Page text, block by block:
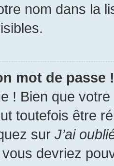
nom dans la
mot de passe !
! Bien que
toutefois être
sur J’ai
devriez